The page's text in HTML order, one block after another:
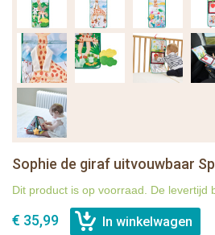
Sophie de giraf uitvouwbaar
Dit product is op voorraad. De levertijd
€ 35,99